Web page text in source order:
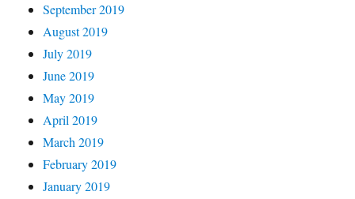
September 2019
August 2019
July 2019
June 2019
May 2019
April 2019
March 2019
February 2019
January 2019